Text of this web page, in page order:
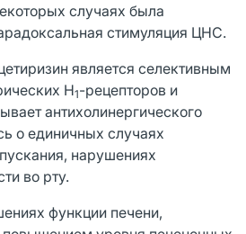
случаях была
стимуляция ЦНС.
является селективным
H1-рецепторов и
антихолинергического
о единичных случаях
нарушениях
во рту.
функции печени,